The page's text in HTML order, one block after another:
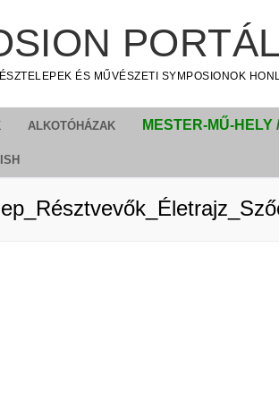
PORTÁL
ÉS MŰVÉSZETI SYMPOSIONOK
ALKOTÓHÁZAK MESTER-MŰ-HELY